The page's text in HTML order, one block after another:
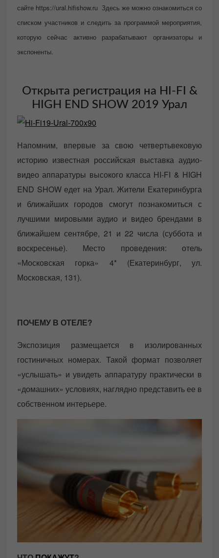
сайте https://ural.hifishow.ru Здесь же можно ознакомиться со
списком участников и следить за программой мероприятия,
которую сейчас активно разрабатывают организаторы и
экспоненты.
Открыта регистрация на HI-FI &
HIGH END SHOW 2019 Урал
Напомним, впервые за свою четвертьвековую
историю известная российская выставка аудио-
видео аппаратуры высокого класса HI-FI & HIGH
END SHOW едет на Урал. Жители Екатеринбурга
и ближайших городов смогут познакомиться с
лучшими мировыми аудио и видео брендами в
ближайшем сентябре, 21 и 22 числа (суббота и
воскресенье). Место проведения: отель
«Московская горка» 4* (Екатеринбург, ул.
Московская, 131).
ПОЧЕМУ В ОТЕЛЕ?
Экспозиция размещается в изолированных
гостиничных номерах. Такой формат позволяет
«услышать» и увидеть аппаратуру практически в
«домашних» условиях, наглядно представить ее в
собственном интерьере.